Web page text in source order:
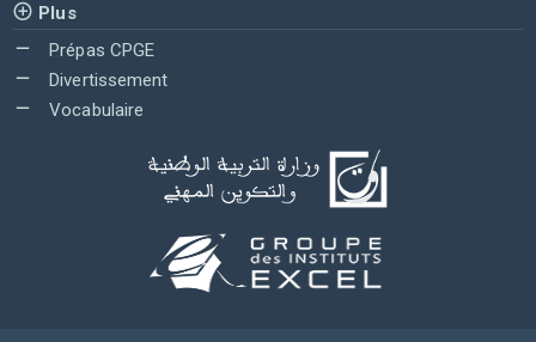
Plus
Prépas CPGE
Divertissement
Vocabulaire